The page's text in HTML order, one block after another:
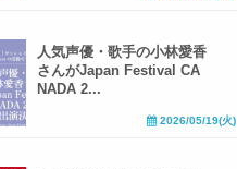
人気声優・歌手の小林愛香
さんがJapan Festival CA
NADA 2...
2026/05/19(火)